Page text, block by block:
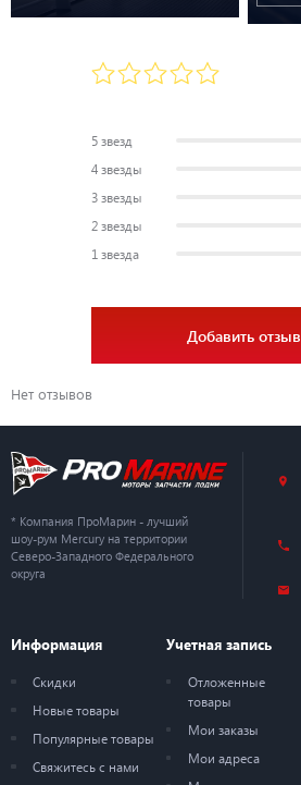
5 звезд
4 звезды
3 звезды
2 звезды
1 звезда
Добавить отзыв
Нет отзывов
* Компания ПроМарин - лучший
шоу-рум Mercury на территории
Северо-Западного Федерального
округа
Информация
Скидки
Новые товары
Популярные товары
Свяжитесь с нами
Учетная запись
Отложенные
товары
Мои заказы
Мои адреса